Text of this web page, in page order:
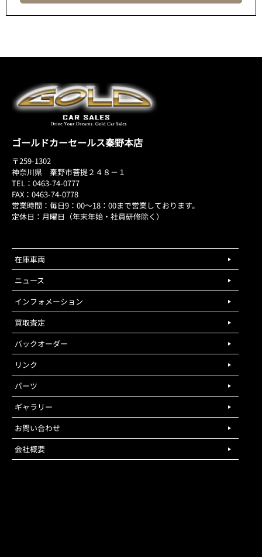
ゴールドカーセールス秦野本店
〒259-1302
神奈川県 秦野市菩提２４８－１
TEL：0463-74-0777
FAX：0463-74-0778
営業時間：毎日9：00～18：00まで営業しております。
定休日：月曜日（年末年始・社員研修除く）
在庫車両
ニュース
インフォメーション
買取査定
バックオーダー
リンク
パーツ
ギャラリー
お問い合わせ
会社概要